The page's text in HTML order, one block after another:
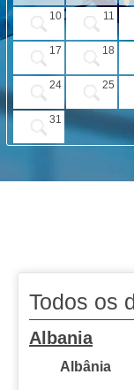
HOTÉIS
VOO + HOTEL
EXCURSÕES
CIRCUITOS
10 11
17 18
24 25
31
Todos os
Albania
Albânia